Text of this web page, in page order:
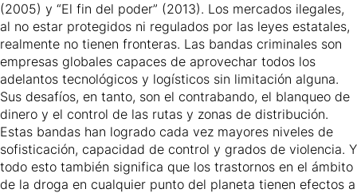
(2005) y “El fin del poder” (2013). Los mercados ilegales,
al no estar protegidos ni regulados por las leyes estatales,
realmente no tienen fronteras. Las bandas criminales son
empresas globales capaces de aprovechar todos los
adelantos tecnológicos y logísticos sin limitación alguna.
Sus desafíos, en tanto, son el contrabando, el blanqueo de
dinero y el control de las rutas y zonas de distribución.
Estas bandas han logrado cada vez mayores niveles de
sofisticación, capacidad de control y grados de violencia. Y
todo esto también significa que los trastornos en el ámbito
de la droga en cualquier punto del planeta tienen efectos a